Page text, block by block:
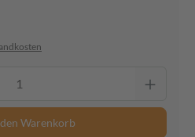
Warenkorb